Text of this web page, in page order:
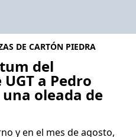
DE CARTÓN PIEDRA
del
UGT a Pedro
oleada de
y en el mes de agosto,